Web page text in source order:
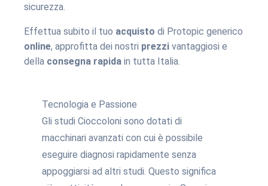
sicurezza.
Effettua subito il tuo acquisto di Protopic generico
online, approfitta dei nostri prezzi vantaggiosi e
della consegna rapida in tutta Italia.
Tecnologia e Passione
Gli studi Cioccoloni sono dotati di
macchinari avanzati con cui è possibile
eseguire diagnosi rapidamente senza
appoggiarsi ad altri studi. Questo significa